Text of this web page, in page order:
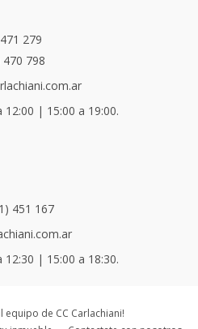
279
798
12:00 | 15:00 a 19:00.
451 167
12:30 | 15:00 a 18:30.
equipo de CC Carlachiani!